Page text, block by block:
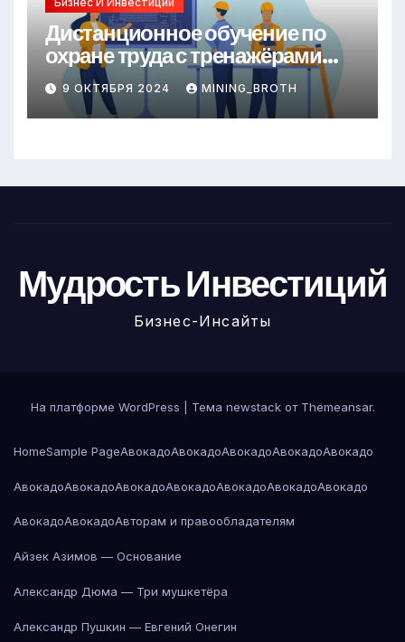
Дистанционное обучение по
охране труда с тренажёрами
онлайн
9 ОКТЯБРЯ 2024 MINING_BROTH
Мудрость Инвестиций
Бизнес-Инсайты
На платформе WordPress Тема newstack от Themeansar.
HomeSample PageАвокадоАвокадоАвокадоАвокадоАвокадо
АвокадоАвокадоАвокадоАвокадоАвокадоАвокадоАвокадо
АвокадоАвокадоАвторам и правообладателям
Айзек Азимов — Основание
Александр Дюма — Три мушкетёра
Александр Пушкин — Евгений Онегин